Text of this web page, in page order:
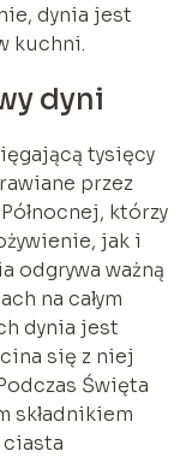
dynia jest
kuchni.
dyni
tysięcy
przez
którzy
jak i
odgrywa ważną
na całym
dynia jest
się z niej
Święta
składnikiem